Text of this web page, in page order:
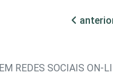
REDES SOCIAIS ON-